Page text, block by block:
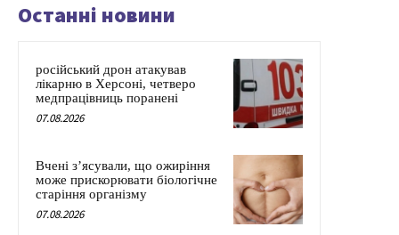
Останні новини
російський дрон атакував
лікарню в Херсоні, четверо
медпрацівниць поранені
07.08.2026
Вчені з’ясували, що ожиріння
може прискорювати біологічне
старіння організму
07.08.2026